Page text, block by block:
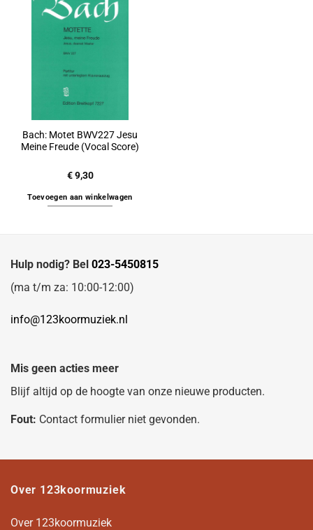
Bach: Motet BWV227 Jesu
Meine Freude (Vocal Score)
€9,30
Toevoegen aan winkelwagen
Hulp nodig? Bel 023-5450815
(ma t/m za: 10:00-12:00)
info@123koormuziek.nl
Mis geen acties meer
Blijf altijd op de hoogte van onze nieuwe producten.
Fout: Contact formulier niet gevonden.
Over 123koormuziek
Over 123koormuziek